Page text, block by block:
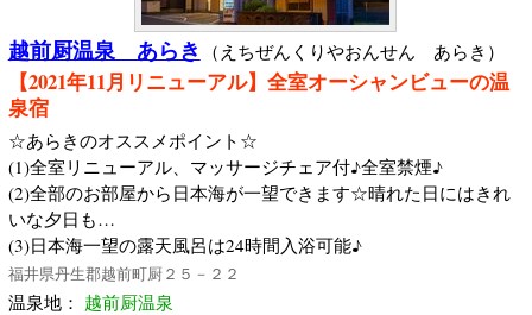
越前厨温泉 あらき （えちぜんくりやおんせん あらき）
【2021年11月リニューアル】全室オーシャンビューの温
泉宿
☆あらきのオススメポイント☆
(1)全室リニューアル、マッサージチェア付♪全室禁煙♪
(2)全部のお部屋から日本海が一望できます☆晴れた日にはきれ
いな夕日も…
(3)日本海一望の露天風呂は24時間入浴可能♪
福井県丹生郡越前町厨２５－２２
温泉地： 越前厨温泉